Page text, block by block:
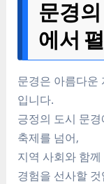
문경
에서
문경은 아름다운
입니다.
긍정의 도시 문
축제를 넘어,
지역 사회와 함
경험을 선사할